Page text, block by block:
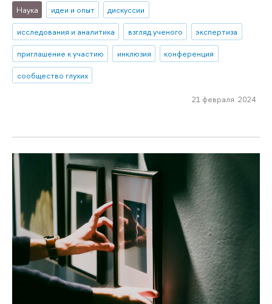
Наука идеи и опыт
дискуссии
исследования и аналитика
взгляд ученого
экспертиза
приглашение к участию
инклюзия
конференция
сообщество глухих
21 февраля 2024